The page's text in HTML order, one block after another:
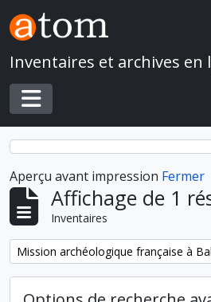
Skip to main content
Inventaires et archives en
Toggle navigation
Aperçu avant impression Fermer
Affichage de 1
Inventaires
Remove filter:
Mission archéologique française à